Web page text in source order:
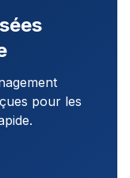
pour les